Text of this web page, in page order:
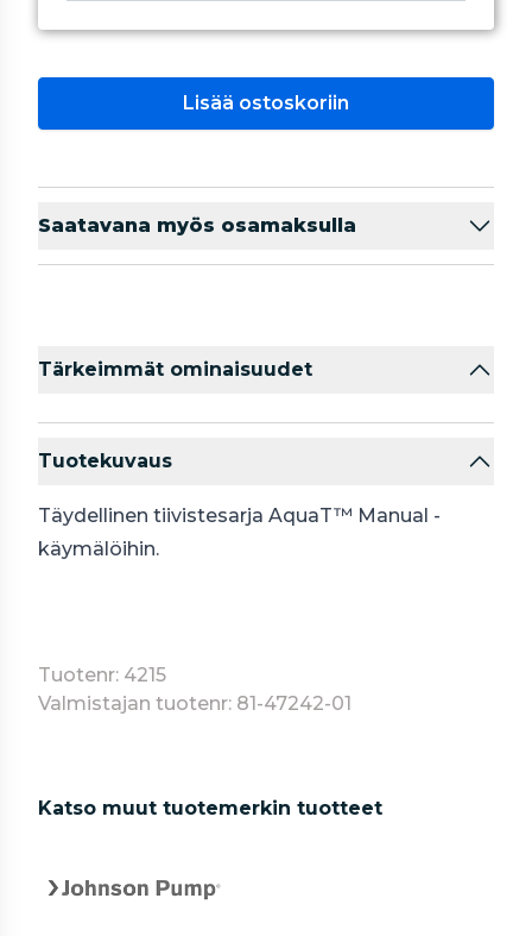
Lisää ostoskoriin
Saatavana myös osamaksulla
Tärkeimmät ominaisuudet
Tuotekuvaus
Täydellinen tiivistesarja AquaT™ Manual -
käymälöihin.
Tuotenr: 4215
Valmistajan tuotenr: 81-47242-01
Katso muut tuotemerkin tuotteet